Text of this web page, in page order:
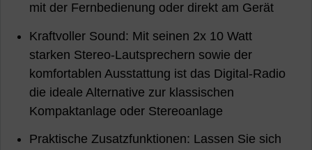
mit der Fernbedienung oder direkt am Gerät
Kraftvoller Sound: Mit seinen 2x 10 Watt
starken Stereo-Lautsprechern sowie der
komfortablen Ausstattung ist das Digital-Radio
die ideale Alternative zur klassischen
Kompaktanlage oder Stereoanlage
Praktische Zusatzfunktionen: Lassen Sie sich